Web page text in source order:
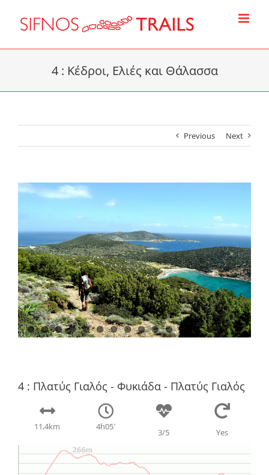
content
4 : Κέδροι, Ελιές και Θάλασσα
Previous Next
4 : Πλατύς Γιαλός - Φυκιάδα - Πλατύς Γιαλός
11,4km 4h05′
3/5 Yes